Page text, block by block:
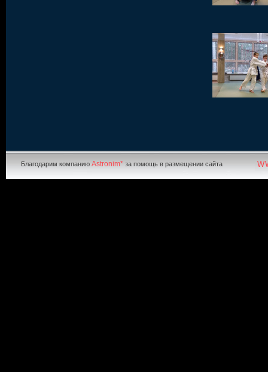
Благодарим компанию Astronim* за помощь в размещении сайта